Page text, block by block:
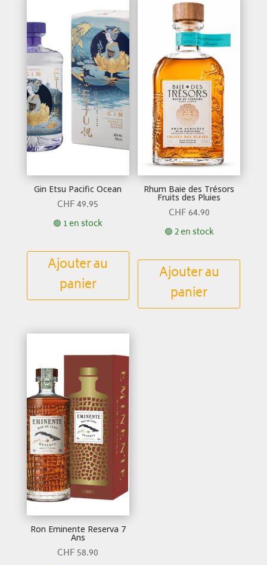
Gin Etsu Pacific Ocean
CHF49.95
🟢 1 en stock
Ajouter au
panier
Rhum Baie des Trésors
Fruits des Pluies
CHF64.90
🟢 2 en stock
Ajouter au
panier
Ron Eminente Reserva 7
Ans
CHF 58.90